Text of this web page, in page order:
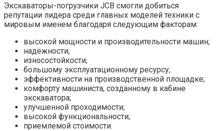
Экскаваторы-погрузчики JCB смогли добиться
репутации лидера среди главных моделей техники с
мировым именем благодаря следующим факторам:
высокой мощности и производительности машин;
надёжности;
износостойкости;
большому эксплуатационному ресурсу;
эффективности на производственной площадке;
комфорту машиниста, созданному в кабине
экскаватора;
улучшенной проходимости;
высокой функциональности;
приемлемой стоимости.